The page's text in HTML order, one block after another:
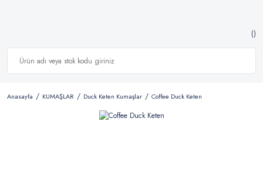
Anasayfa KUMAŞLAR Duck Keten Kumaşlar Coffee Duck Keten